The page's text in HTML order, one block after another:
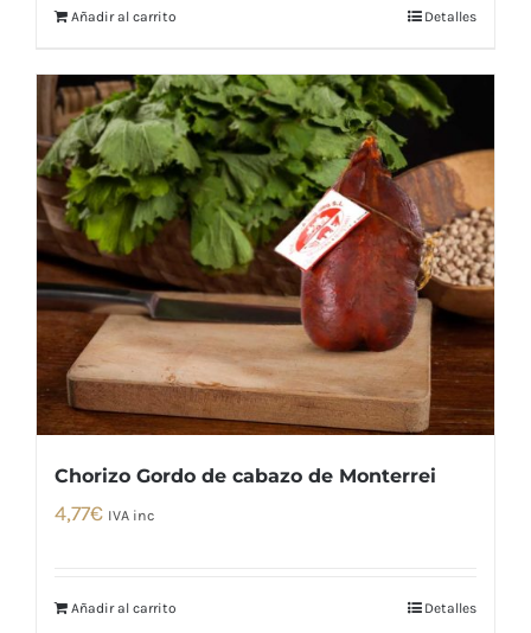
Añadir al carrito Detalles
Chorizo Gordo de cabazo de Monterrei
4,77€ IVA inc
Añadir al carrito Detalles